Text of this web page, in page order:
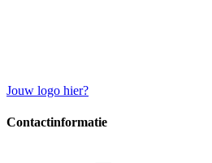
Jouw logo hier?
Contactinformatie